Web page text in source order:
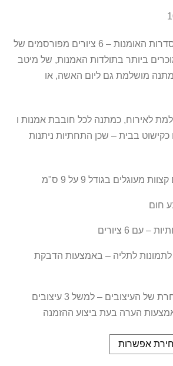
⁦54.00 ₪⁩
עד
תחתיות מעוצבות מסדרות האומנות – 6 ציורים מפורסמים של
ביותר בתולדות האמנות, של מיטב
מתנה מושלמת גם ליום האשה, או
לאירוח, כמתנה לכל חובבת אמנות ו
בבית – שכן התחתיות ניתנות
מעוגלים בגודל 9 על 9 ס"מ
חום
לתמונות לתליה – באמצעות הדבקת
ניתן לבקש חלוקה אחרת של העיצובים – למשל 3 עיצובים